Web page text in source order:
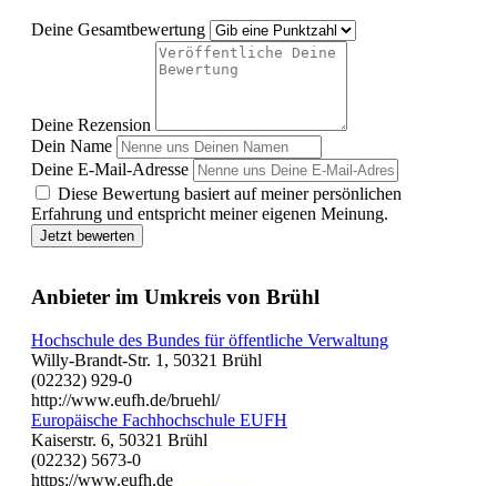
Deine Gesamtbewertung
Deine Rezension
Dein Name
Deine E-Mail-Adresse
Diese Bewertung basiert auf meiner persönlichen
Erfahrung und entspricht meiner eigenen Meinung.
Jetzt bewerten
Anbieter im Umkreis von Brühl
Hochschule des Bundes für öffentliche Verwaltung
Willy-Brandt-Str. 1, 50321 Brühl
(02232) 929-0
http://www.eufh.de/bruehl/
Europäische Fachhochschule EUFH
Kaiserstr. 6, 50321 Brühl
(02232) 5673-0
https://www.eufh.de